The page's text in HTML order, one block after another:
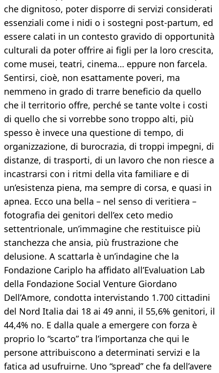
che dignitoso, poter disporre di servizi considerati
essenziali come i nidi o i sostegni post-partum, ed
essere calati in un contesto gravido di opportunità
culturali da poter offrire ai figli per la loro crescita,
come musei, teatri, cinema… eppure non farcela.
Sentirsi, cioè, non esattamente poveri, ma
nemmeno in grado di trarre beneficio da quello
che il territorio offre, perché se tante volte i costi
di quello che si vorrebbe sono troppo alti, più
spesso è invece una questione di tempo, di
organizzazione, di burocrazia, di troppi impegni, di
distanze, di trasporti, di un lavoro che non riesce a
incastrarsi con i ritmi della vita familiare e di
un’esistenza piena, ma sempre di corsa, e quasi in
apnea. Ecco una bella – nel senso di veritiera –
fotografia dei genitori dell’ex ceto medio
settentrionale, un’immagine che restituisce più
stanchezza che ansia, più frustrazione che
delusione. A scattarla è un’indagine che la
Fondazione Cariplo ha affidato all’Evaluation Lab
della Fondazione Social Venture Giordano
Dell’Amore, condotta intervistando 1.700 cittadini
del Nord Italia dai 18 ai 49 anni, il 55,6% genitori, il
44,4% no. E dalla quale a emergere con forza è
proprio lo “scarto” tra l’importanza che qui le
persone attribuiscono a determinati servizi e la
fatica ad usufruirne. Uno “spread” che fa dell’avere